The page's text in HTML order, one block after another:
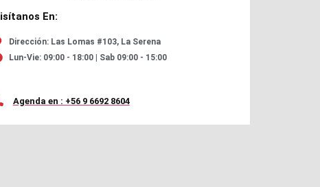
En:
Dirección: Las Lomas #103, La Serena
Lun-Vie: 09:00 - 18:00 | Sab 09:00 - 15:00
Agenda en : +56 9 6692 8604